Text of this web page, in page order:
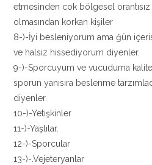
etmesinden cok bölgesel
olmasından korkan kişiler
8-)-İyi besleniyorum ama ğün
ve halsiz hissediyorum diyenler.
9-)-Sporcuyum ve vucuduma
sporun yanısıra beslenme
diyenler.
10-)-Yetişkinler
11-)-Yaşlılar.
12-)-Sporcular
13-)-.Vejeteryanlar